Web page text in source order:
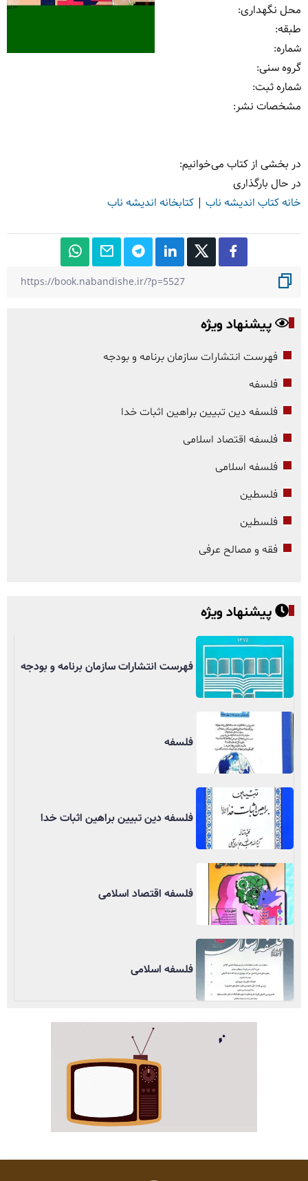
محل نگهداری:
طبقه:
شماره:
گروه سنی:
شماره ثبت:
مشخصات نشر: ‏‫
در بخشی از کتاب می‌خوانیم:
در حال بارگذاری
خانه کتاب اندیشه ناب | کتابخانه اندیشه ناب
پیشنهاد ویژه
فهرست انتشارات سازمان برنامه و بودجه
فلسفه
فلسفه دین تبیین براهین اثبات خدا
فلسفه اقتصاد اسلامی
فلسفه اسلامی
فلسطین
فلسطین
فقه و مصالح عرفی
پیشنهاد ویژه
فهرست انتشارات سازمان برنامه و بودجه
فلسفه
فلسفه دین تبیین براهین اثبات خدا
فلسفه اقتصاد اسلامی
فلسفه اسلامی